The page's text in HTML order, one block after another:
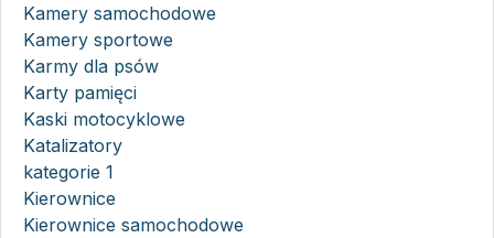
Kamery samochodowe
Kamery sportowe
Karmy dla psów
Karty pamięci
Kaski motocyklowe
Katalizatory
kategorie 1
Kierownice
Kierownice samochodowe